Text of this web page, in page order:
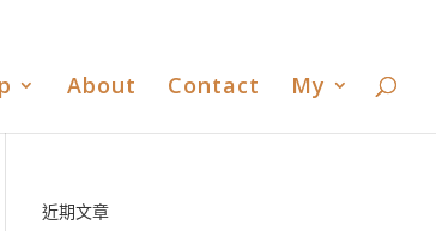
About Contact My
近期文章